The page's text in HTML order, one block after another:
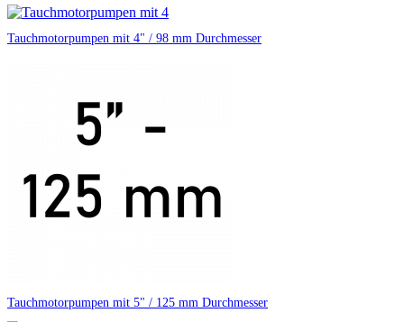
Tauchmotorpumpen mit 4" / 98 mm Durchmesser
Tauchmotorpumpen mit 5" / 125 mm Durchmesser